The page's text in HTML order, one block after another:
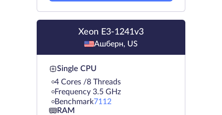
Xeon E3-1241v3
Ашберн, US
Single CPU
4 Cores /8 Threads
Frequency 3.5 GHz
Benchmark7112
RAM